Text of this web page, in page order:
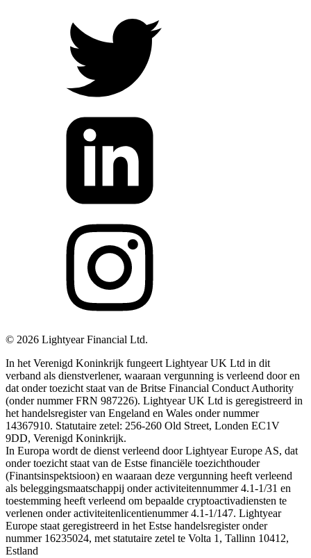
© 2026 Lightyear Financial Ltd.
In het Verenigd Koninkrijk fungeert Lightyear UK Ltd in dit
verband als dienstverlener, waaraan vergunning is verleend door en
dat onder toezicht staat van de Britse Financial Conduct Authority
(onder nummer FRN 987226). Lightyear UK Ltd is geregistreerd in
het handelsregister van Engeland en Wales onder nummer
14367910. Statutaire zetel: 256-260 Old Street, Londen EC1V
9DD, Verenigd Koninkrijk.
In Europa wordt de dienst verleend door Lightyear Europe AS, dat
onder toezicht staat van de Estse financiële toezichthouder
(Finantsinspektsioon) en waaraan deze vergunning heeft verleend
als beleggingsmaatschappij onder activiteitennummer 4.1-1/31 en
toestemming heeft verleend om bepaalde cryptoactivadiensten te
verlenen onder activiteitenlicentienummer 4.1-1/147. Lightyear
Europe staat geregistreerd in het Estse handelsregister onder
nummer 16235024, met statutaire zetel te Volta 1, Tallinn 10412,
Estland